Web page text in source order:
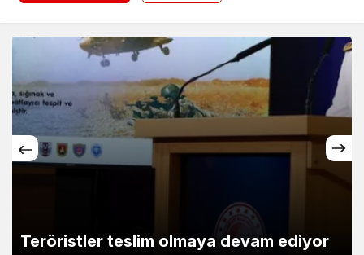
Teröristler teslim olmaya devam ediyor